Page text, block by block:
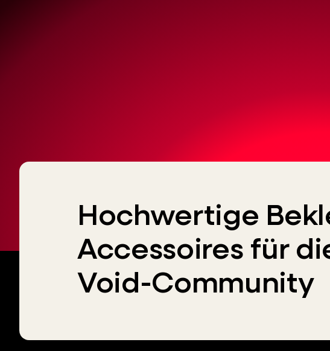
Hochwertige
Accessoires für
Void-Community